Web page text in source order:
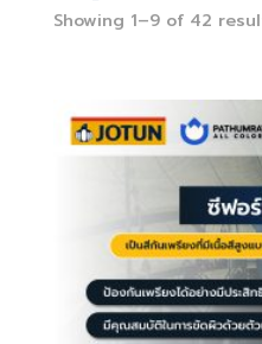
Showing 1–9 of 42